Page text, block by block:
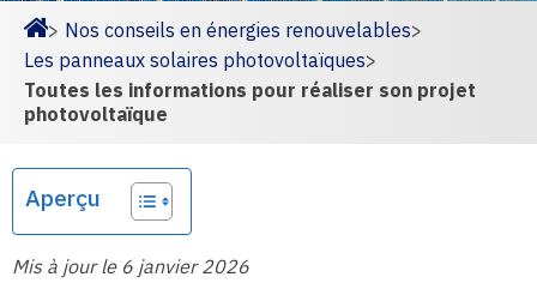
Homepage
> Nos conseils en énergies renouvelables>
Les panneaux solaires photovoltaïques>
Toutes les informations pour réaliser son projet
photovoltaïque
Aperçu
Mis à jour le 6 janvier 2026